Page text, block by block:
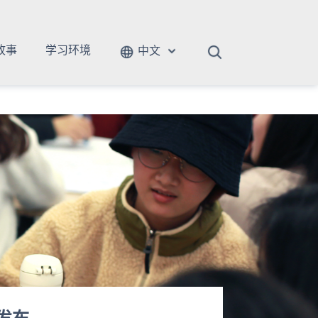
事 学习环境 中文